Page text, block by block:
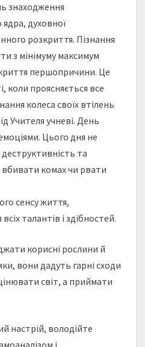
знаходження
духовної
розкриття. Пізнання
з мінімуму максимум
першопричини. Це
коли проясняється все
колеса своїх втілень
Учителя учневі. День
Цього дня не
та
комах чи рвати
сенсу життя,
талантів і здібностей.
корисні рослини й
вони дадуть гарні сходи
світ, а приймати
настрій, володійте
і